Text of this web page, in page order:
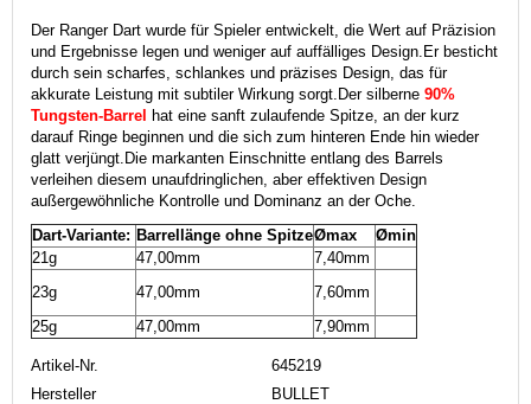
Der Ranger Dart wurde für Spieler entwickelt, die Wert auf Präzision
und Ergebnisse legen und weniger auf auffälliges Design. Er besticht
durch sein scharfes, schlankes und präzises Design, das für
akkurate Leistung mit subtiler Wirkung sorgt. Der silberne 90%
Tungsten-Barrel hat eine sanft zulaufende Spitze, an der kurz
darauf Ringe beginnen und die sich zum hinteren Ende hin wieder
glatt verjüngt. Die markanten Einschnitte entlang des Barrels
verleihen diesem unaufdringlichen, aber effektiven Design
außergewöhnliche Kontrolle und Dominanz an der Oche.
Dart-Variante: Barrellänge ohne SpitzeØmax
Ømin
21g
47,00mm
7,40mm
23g
47,00mm
7,60mm
25g
47,00mm 7,90mm
Artikel-Nr.
645219
Hersteller
BULLET